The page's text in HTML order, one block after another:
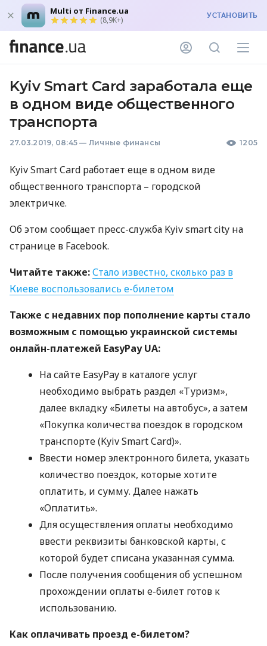
Multi от Finance.ua
(8,9K+) УСТАНОВИТЬ
Kyiv Smart Card заработала еще
в одном виде общественного
транспорта
27.03.2019, 08:45 — Личные финансы 1205
Kyiv Smart Card работает еще в одном виде
общественного транспорта – городской
электричке.
Об этом сообщает пресс-служба Kyiv smart city на
странице в Facebook.
Читайте также:Стало известно, сколько раз в
Киеве воспользовались е-билетом
Также с недавних пор пополнение карты стало
возможным с помощью украинской системы
онлайн-платежей EasyPay UA:
На сайте EasyPay в каталоге услуг
необходимо выбрать раздел «Туризм»,
далее вкладку «Билеты на автобус», а затем
«Покупка количества поездок в городском
транспорте (Kyiv Smart Card)».
Ввести номер электронного билета, указать
количество поездок, которые хотите
оплатить, и сумму. Далее нажать
«Оплатить».
Для осуществления оплаты необходимо
ввести реквизиты банковской карты, с
которой будет списана указанная сумма.
После получения сообщения об успешном
прохождении оплаты е-билет готов к
использованию.
Как оплачивать проезд е-билетом?